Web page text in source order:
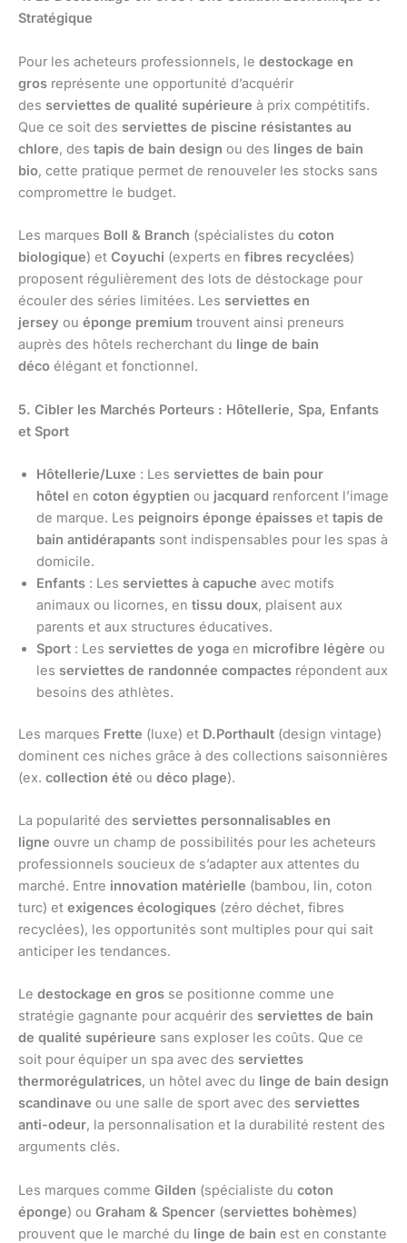
Stratégique
Pour les acheteurs professionnels, le destockage en
gros représente une opportunité d’acquérir
des serviettes de qualité supérieure à prix compétitifs.
Que ce soit des serviettes de piscine résistantes au
chlore, des tapis de bain design ou des linges de bain
bio, cette pratique permet de renouveler les stocks sans
compromettre le budget.
Les marques Boll & Branch (spécialistes du coton
biologique) et Coyuchi (experts en fibres recyclées)
proposent régulièrement des lots de déstockage pour
écouler des séries limitées. Les serviettes en
jersey ou éponge premium trouvent ainsi preneurs
auprès des hôtels recherchant du linge de bain
déco élégant et fonctionnel.
5. Cibler les Marchés Porteurs : Hôtellerie, Spa, Enfants
et Sport
Hôtellerie/Luxe : Les serviettes de bain pour
hôtel en coton égyptien ou jacquard renforcent l’image
de marque. Les peignoirs éponge épaisses et tapis de
bain antidérapants sont indispensables pour les spas à
domicile.
Enfants : Les serviettes à capuche avec motifs
animaux ou licornes, en tissu doux, plaisent aux
parents et aux structures éducatives.
Sport : Les serviettes de yoga en microfibre légère ou
les serviettes de randonnée compactes répondent aux
besoins des athlètes.
Les marques Frette (luxe) et D.Porthault (design vintage)
dominent ces niches grâce à des collections saisonnières
(ex. collection été ou déco plage).
La popularité des serviettes personnalisables en
ligne ouvre un champ de possibilités pour les acheteurs
professionnels soucieux de s’adapter aux attentes du
marché. Entre innovation matérielle (bambou, lin, coton
turc) et exigences écologiques (zéro déchet, fibres
recyclées), les opportunités sont multiples pour qui sait
anticiper les tendances.
Le destockage en gros se positionne comme une
stratégie gagnante pour acquérir des serviettes de bain
de qualité supérieure sans exploser les coûts. Que ce
soit pour équiper un spa avec des serviettes
thermorégulatrices, un hôtel avec du linge de bain design
scandinave ou une salle de sport avec des serviettes
anti-odeur, la personnalisation et la durabilité restent des
arguments clés.
Les marques comme Gilden (spécialiste du coton
éponge) ou Graham & Spencer (serviettes bohèmes)
prouvent que le marché du linge de bain est en constante